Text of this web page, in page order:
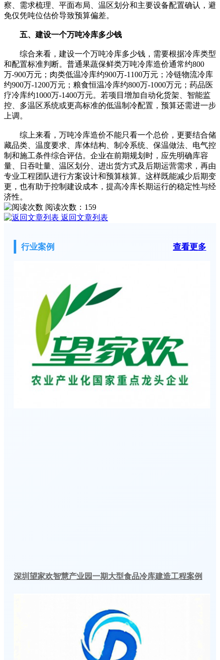
察、需求梳理、平面布局、温区划分和主要设备配置确认，避
免仅凭吨位估价导致预算偏差。
五、建设一个万吨冷库多少钱
综合来看，建设一个万吨冷库多少钱，需要根据冷库类型
和配置标准判断。普通果蔬保鲜类万吨冷库造价通常约800
万-900万元；肉类低温冷库约900万-1100万元；冷链物流冷库
约900万-1200万元；粮食恒温冷库约800万-1000万元；药品医
疗冷库约1000万-1400万元。若项目增加自动化货架、智能监
控、多温区系统或更高标准的低温制冷配置，预算还需进一步
上调。
综上来看，万吨冷库造价不能只看一个总价，更要结合储
藏品类、温度要求、库体结构、制冷系统、保温做法、电气控
制和施工条件综合评估。企业在前期规划时，应先明确库容
量、日吞吐量、温区划分、进出货方式及后期运营需求，再由
专业工程团队进行方案设计和预算核算。这样既能减少后期变
更，也有助于控制建设成本，提高冷库长期运行的稳定性与经
济性。
阅读次数： 159
返回文章列表
行业案例 查看更多
深圳望家欢智慧产业园一期大型食品冷库建造工程案例